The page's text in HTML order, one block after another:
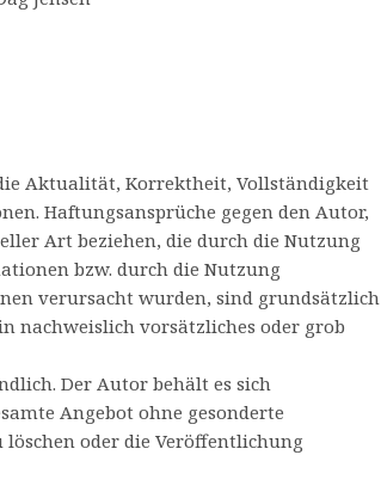
Aktualität, Korrektheit, Vollständigkeit
Haftungsansprüche gegen den Autor,
Art beziehen, die durch die Nutzung
bzw. durch die Nutzung
verursacht wurden, sind grundsätzlich
nachweislich vorsätzliches oder grob
Der Autor behält es sich
Angebot ohne gesonderte
oder die Veröffentlichung